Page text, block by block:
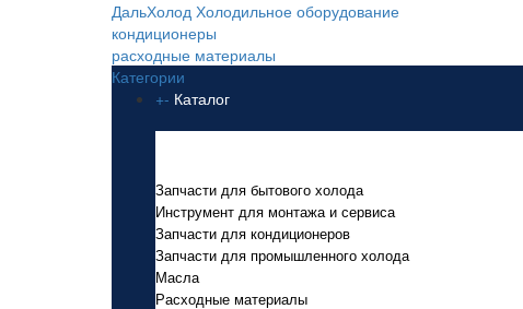
ДальХолод Холодильное оборудование
кондиционеры
расходные материалы
Категории
+- Каталог
Запчасти для бытового холода
Инструмент для монтажа и сервиса
Запчасти для кондиционеров
Запчасти для промышленного холода
Масла
Расходные материалы